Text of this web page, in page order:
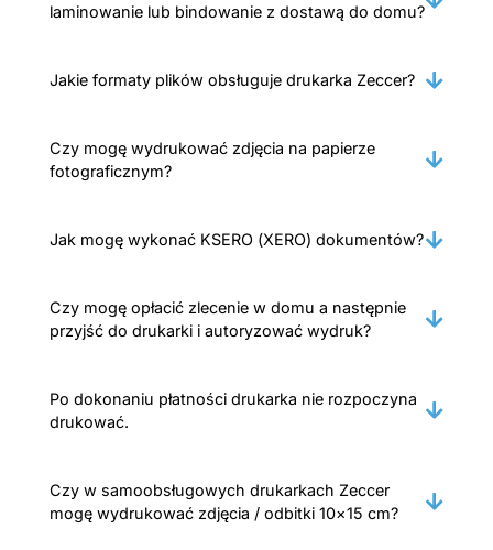
laminowanie lub bindowanie z dostawą do domu?
Jakie formaty plików obsługuje drukarka Zeccer?
Czy mogę wydrukować zdjęcia na papierze
fotograficznym?
Jak mogę wykonać KSERO (XERO) dokumentów?
Czy mogę opłacić zlecenie w domu a następnie
przyjść do drukarki i autoryzować wydruk?
Po dokonaniu płatności drukarka nie rozpoczyna
drukować.
Czy w samoobsługowych drukarkach Zeccer
mogę wydrukować zdjęcia / odbitki 10×15 cm?